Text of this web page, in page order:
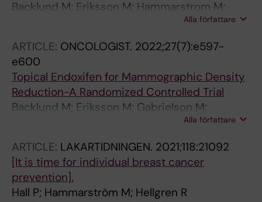
Backlund M; Eriksson M; Hammarstrom M;
Thoren L; Bergqvist J; Margolin S; Hellgren R;
Wengstrom Y; Gabrielson M; Czene K; Hall P
Alla författare
ARTICLE: ONCOLOGIST. 2022;27(7):e597-
e600
Topical Endoxifen for Mammographic Density
Reduction-A Randomized Controlled Trial
Backlund M; Eriksson M; Gabrielson M;
Hammarstrom M; Quay S; Bergqvist J; Hellgren
Alla författare
ARTICLE: LAKARTIDNINGEN. 2021;118:21092
[It is time for individual breast cancer
prevention].
Hall P; Hammarström M; Hellgren R